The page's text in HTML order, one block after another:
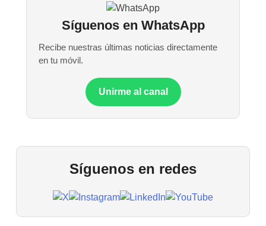
Síguenos en WhatsApp
Recibe nuestras últimas noticias directamente
en tu móvil.
Unirme al canal
Síguenos en redes